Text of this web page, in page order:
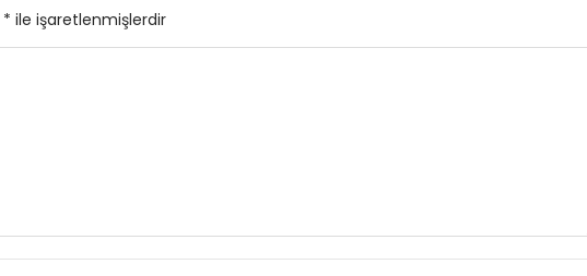
* ile işaretlenmişlerdir